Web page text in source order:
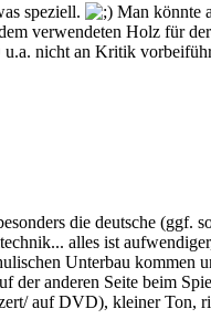
speziell.
Man könnte
verwendeten Holz für
u.a. nicht an Kritik
die deutsche (ggf.
alles ist
Unterbau kommen
der anderen Seite beim
auf DVD), kleiner Ton,